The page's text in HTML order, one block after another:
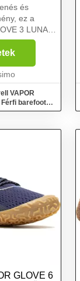
és
ez a
3 LUNA
Kiváló
készült
Vibram®
mez...
VAPOR
Férfi barefoot
GLOVE 6